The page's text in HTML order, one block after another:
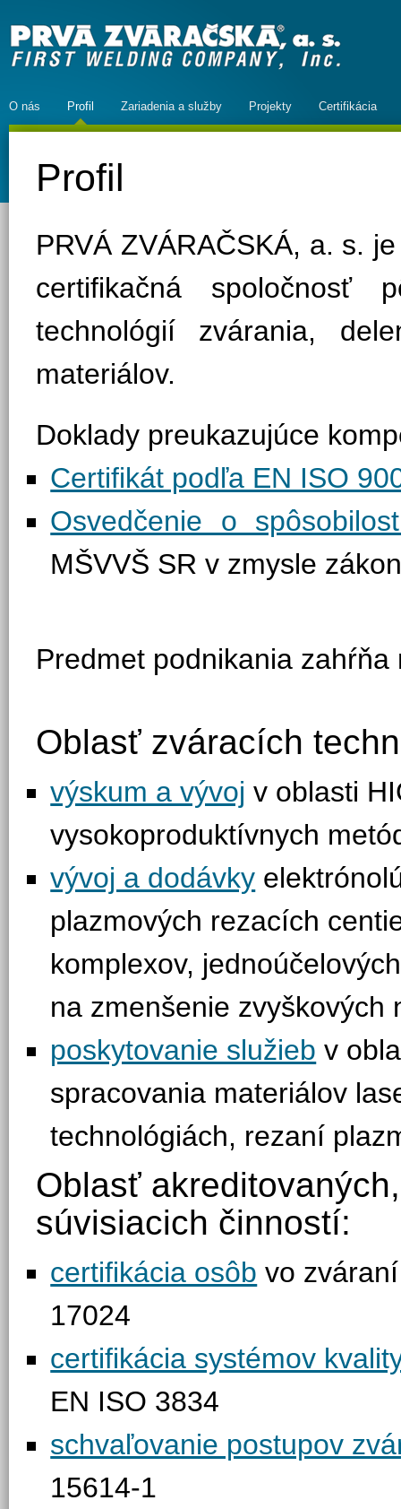
O nás Profil Zariadenia a služby Projekty Certifikácia
Profil
PRVÁ ZVÁRAČSKÁ, a. s.
certifikačná spoločnosť
technológií zvárania,
materiálov.
Doklady preukazujúce
Certifikát podľa EN ISO
Osvedčenie o
MŠVVŠ SR v zmysle
Predmet podnikania
Oblasť zváracích
výskum a vývoj v oblasti
vysokoproduktívnych
vývoj a dodávky
plazmových rezacích
komplexov,
na zmenšenie zvyškových
poskytovanie služieb v
spracovania materiálov
technológiách, rezaní
Oblasť
súvisiacich činností:
certifikácia osôb vo
17024
certifikácia systémov
EN ISO 3834
schvaľovanie postupov
15614-1